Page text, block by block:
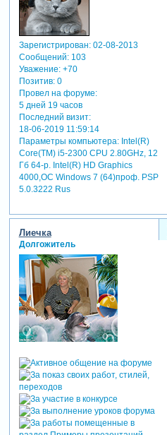
Зарегистрирован: 02-08-2013
Сообщений:103
Уважение: +70
Позитив: 0
Провел на форуме:
5 дней 19 часов
Последний визит:
18-06-2019 11:59:14
Параметры компьютера:Intel(R)
Core(TM) i5-2300 CPU 2.80GHz, 12
Гб 64-р. Intel(R) HD Graphics
4000,ОС Windows 7 (64)проф. PSP
5.0.3222 Rus
Лиечка
Долгожитель